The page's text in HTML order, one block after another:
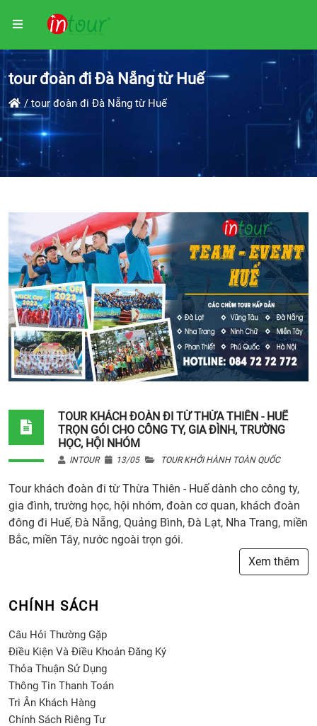
tour đoàn đi Đà Nẵng từ Huế
tour đoàn đi Đà Nẵng từ Huế
TOUR KHÁCH ĐOÀN ĐI TỪ THỪA THIÊN - HUẾ
TRỌN GÓI CHO CÔNG TY, GIA ĐÌNH, TRƯỜNG
HỌC, HỘI NHÓM
INTOUR 13/05 TOUR KHỞI HÀNH TOÀN QUỐC
Tour khách đoàn đi từ Thừa Thiên - Huế dành cho công ty,
gia đình, trường học, hội nhóm, đoàn cơ quan, khách đoàn
đông đi Huế, Đà Nẵng, Quảng Bình, Đà Lạt, Nha Trang, miền
Bắc, miền Tây, nước ngoài trọn gói.
Xem thêm
CHÍNH SÁCH
Câu Hỏi Thường Gặp
Điều Kiện Và Điều Khoản Đăng Ký
Thỏa Thuận Sử Dụng
Thông Tin Thanh Toán
Tri Ân Khách Hàng
Chính Sách Riêng Tư